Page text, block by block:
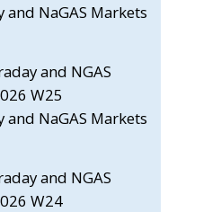
NaGAS Markets
and NGAS
W25
NaGAS Markets
and NGAS
W24